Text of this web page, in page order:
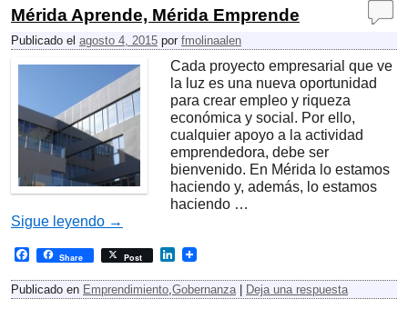
o
o
k
d
I
n
Mérida Aprende, Mérida Emprende
Publicado el agosto 4, 2015 por fmolinaalen
Cada proyecto empresarial que ve
la luz es una nueva oportunidad
para crear empleo y riqueza
económica y social. Por ello,
cualquier apoyo a la actividad
emprendedora, debe ser
bienvenido. En Mérida lo estamos
haciendo y, además, lo estamos
haciendo …
Sigue leyendo →
F
c
e
Share Post
L
n
k
Publicado en Emprendimiento Gobernanza | Deja una respuesta